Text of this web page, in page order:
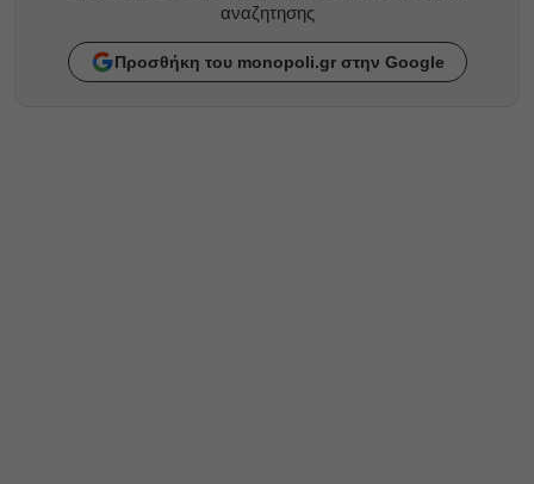
αναζητησης
Προσθήκη του monopoli.gr στην Google